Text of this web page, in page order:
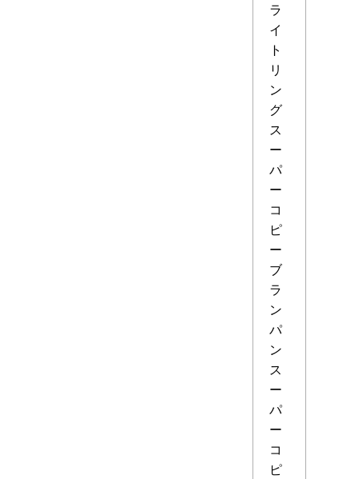
ラ
イ
ト
リ
ン
グ
ス
ー
パ
ー
コ
ピ
ー
ブ
ラ
ン
パ
ン
ス
ー
パ
ー
コ
ピ